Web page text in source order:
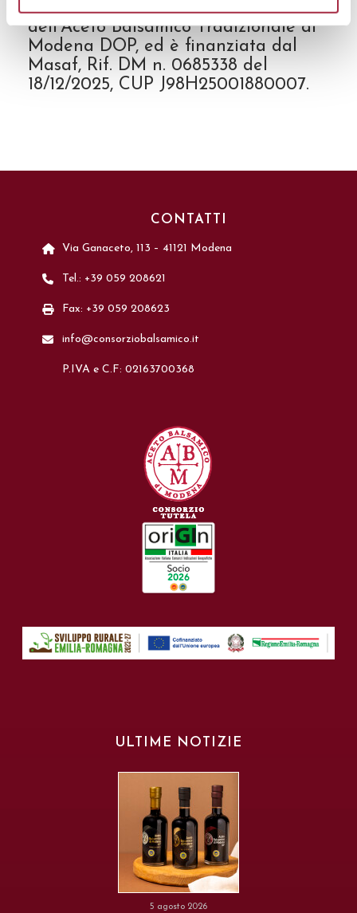
Balsamico di Modena IGP e
dell’Aceto Balsamico Tradizionale di
Modena DOP, ed è finanziata dal
Masaf, Rif. DM n. 0685338 del
18/12/2025, CUP J98H25001880007.
CONTATTI
Via Ganaceto, 113 – 41121 Modena
Tel.: +39 059 208621
Fax: +39 059 208623
info@consorziobalsamico.it
P.IVA e C.F: 02163700368
ULTIME NOTIZIE
5 agosto 2026